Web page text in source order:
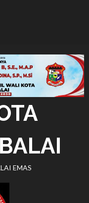
EMAS